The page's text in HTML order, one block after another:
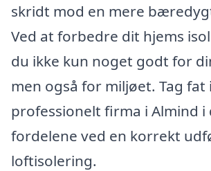
skridt mod en mere
Ved at forbedre dit hjems
du ikke kun noget godt for
men også for miljøet. Tag fat
professionelt firma i Almind i
fordelene ved en korrekt
loftisolering.